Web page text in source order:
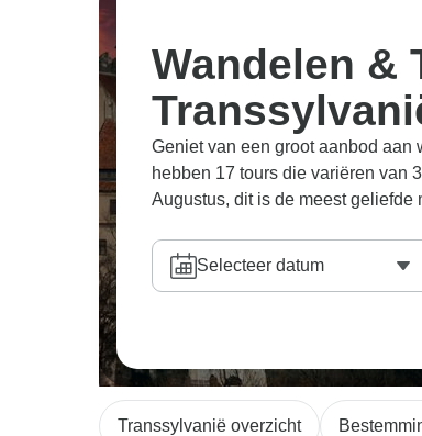
Wandelen &
Geniet van een groot aanbod aan
hebben 17 tours die variëren van
Augustus, dit is de meest geliefde
Selecteer datum
Transsylvanië overzicht